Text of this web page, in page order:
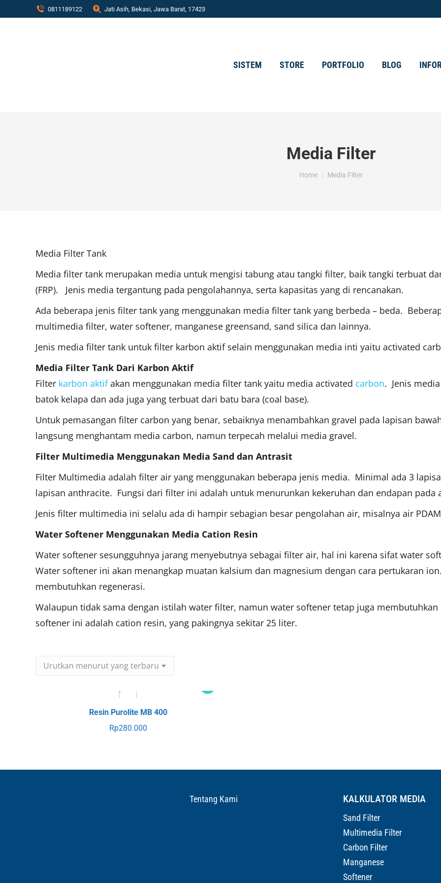
0811189122 Jati Asih, Bekasi, Jawa Barat, 17423
SISTEM STORE PORTFOLIO BLOG
Media Filter
You are here:
Home Media Filter
Media Filter Tank
Media filter tank merupakan media untuk mengisi tabung atau tangki filter, baik tangki terbuat
(FRP). Jenis media tergantung pada pengolahannya, serta kapasitas yang di rencanakan.
Ada beberapa jenis filter tank yang menggunakan media filter tank yang berbeda – beda.
multimedia filter, water softener, manganese greensand, sand silica dan lainnya.
Jenis media filter tank untuk filter karbon aktif selain menggunakan media inti yaitu activated
Media Filter Tank Dari Karbon Aktif
Filter karbon aktifakan menggunakan media filter tank yaitu media activated carbon. Jenis
batok kelapa dan ada juga yang terbuat dari batu bara (coal base).
Untuk pemasangan filter carbon yang benar, sebaiknya menambahkan gravel pada lapisan
langsung menghantam media carbon, namun terpecah melalui media gravel.
Filter Multimedia Menggunakan Media Sand dan Antrasit
Filter Multimedia adalah filter air yang menggunakan beberapa jenis media. Minimal ada 3
lapisan anthracite. Fungsi dari filter ini adalah untuk menurunkan kekeruhan dan endapan pada
Jenis filter multimedia ini selalu ada di hampir sebagian besar pengolahan air, misalnya air
Water Softener Menggunakan Media Cation Resin
Water softener sesungguhnya jarang menyebutnya sebagai filter air, hal ini karena sifat water
Water softener ini akan menangkap muatan kalsium dan magnesium dengan cara pertukaran
membutuhkan regenerasi.
Walaupun tidak sama dengan istilah water filter, namun water softener tetap juga
softener ini adalah cation resin, yang pakingnya sekitar 25 liter.
Resin Purolite MB 400
Rp280.000
Tentang Kami KALKULATOR MEDIA
Sand Filter
Multimedia Filter
Carbon Filter
Manganese
Softener